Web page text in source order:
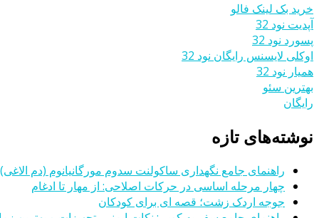
خرید بک لینک فالو
آپدیت نود 32
پسورد نود 32
اوکلی لایسنس رایگان نود 32
همیار نود 32
بهترین سئو
رایگان
نوشته‌های تازه
راهنمای جامع نگهداری ساکولنت سدوم مورگانیانوم (دم الاغی)
چهار مرحله اساسی در حرکات اصلاحی: از مهار تا ادغام
جوجه اردک زشت؛ قصه ای برای کودکان